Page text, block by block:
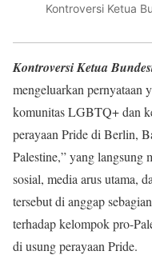
Kontroversi Ketua
Kontroversi Ketua
mengeluarkan pernyataan
komunitas LGBTQ+ dan
perayaan Pride di Berlin,
Palestine,” yang langsung
sosial, media arus utama,
tersebut di anggap
terhadap kelompok pro-
di usung perayaan Pride.